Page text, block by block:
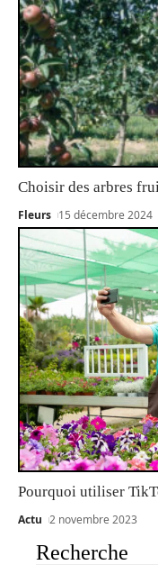
Choisir des arbres
Fleurs 15 décembre 2024
Pourquoi utiliser
Actu 2 novembre 2023
Recherche